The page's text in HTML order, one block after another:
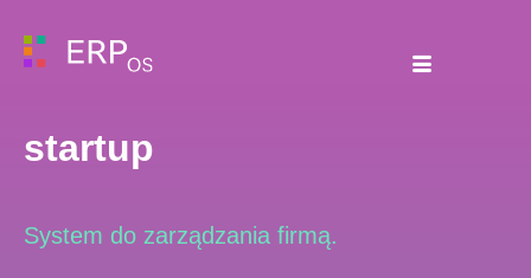
startup
System do zarządzania firmą.